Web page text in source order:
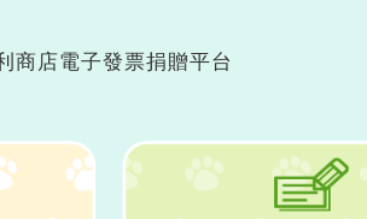
商店電子發票捐贈平台